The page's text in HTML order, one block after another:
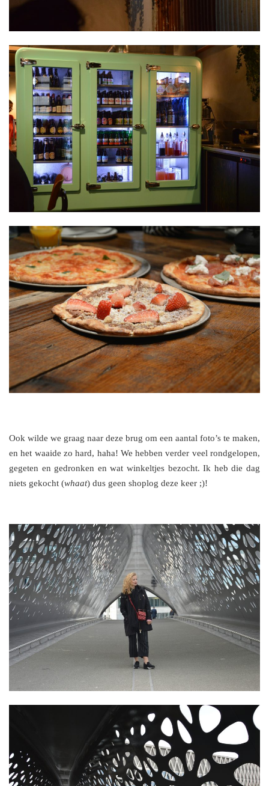
Ook wilde we graag naar deze brug om een aantal foto’s te maken,
en het waaide zo hard, haha! We hebben verder veel rondgelopen,
gegeten en gedronken en wat winkeltjes bezocht. Ik heb die dag
niets gekocht (whaat) dus geen shoplog deze keer ;)!